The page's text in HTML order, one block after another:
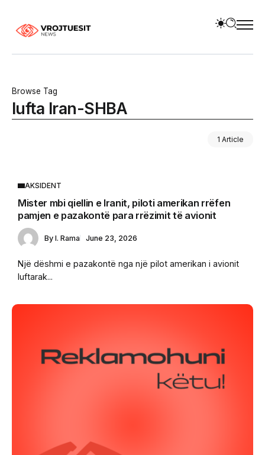
Browse Tag
lufta Iran-SHBA
1 Article
AKSIDENT
Mister mbi qiellin e Iranit, piloti amerikan rrëfen
pamjen e pazakontë para rrëzimit të avionit
By I. Rama June 23, 2026
Një dëshmi e pazakontë nga një pilot amerikan i avionit
luftarak...